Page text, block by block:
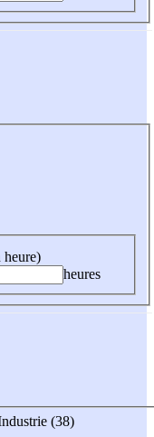
heure)
heures
(38)